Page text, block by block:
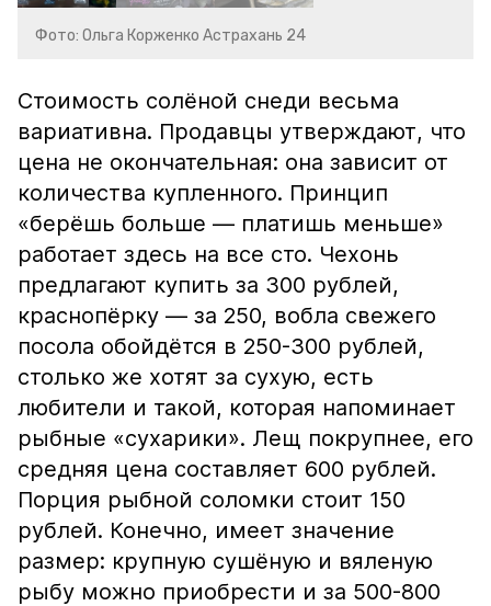
Фото: Ольга Корженко Астрахань 24
Стоимость солёной снеди весьма
вариативна. Продавцы утверждают, что
цена не окончательная: она зависит от
количества купленного. Принцип
«берёшь больше — платишь меньше»
работает здесь на все сто. Чехонь
предлагают купить за 300 рублей,
краснопёрку — за 250, вобла свежего
посола обойдётся в 250-300 рублей,
столько же хотят за сухую, есть
любители и такой, которая напоминает
рыбные «сухарики». Лещ покрупнее, его
средняя цена составляет 600 рублей.
Порция рыбной соломки стоит 150
рублей. Конечно, имеет значение
размер: крупную сушёную и вяленую
рыбу можно приобрести и за 500-800